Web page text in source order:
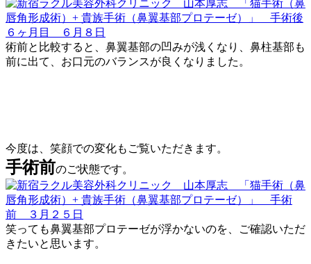
術前と比較すると、鼻翼基部の凹みが浅くなり、鼻柱基部も
前に出て、お口元のバランスが良くなりました。
今度は、笑顔での変化もご覧いただきます。
手術前のご状態です。
笑っても鼻翼基部プロテーゼが浮かないのを、ご確認いただ
きたいと思います。